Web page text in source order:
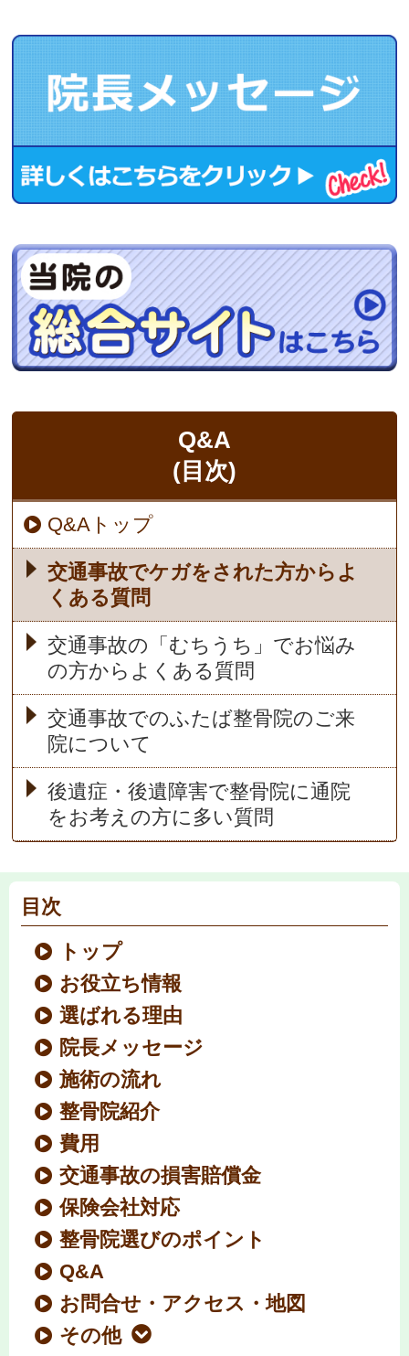
Q&A
(目次)
Q&Aトップ
交通事故でケガをされた方からよ
くある質問
交通事故の「むちうち」でお悩み
の方からよくある質問
交通事故でのふたば整骨院のご来
院について
後遺症・後遺障害で整骨院に通院
をお考えの方に多い質問
目次
トップ
お役立ち情報
選ばれる理由
院長メッセージ
施術の流れ
整骨院紹介
費用
交通事故の損害賠償金
保険会社対応
整骨院選びのポイント
Q&A
お問合せ・アクセス・地図
その他